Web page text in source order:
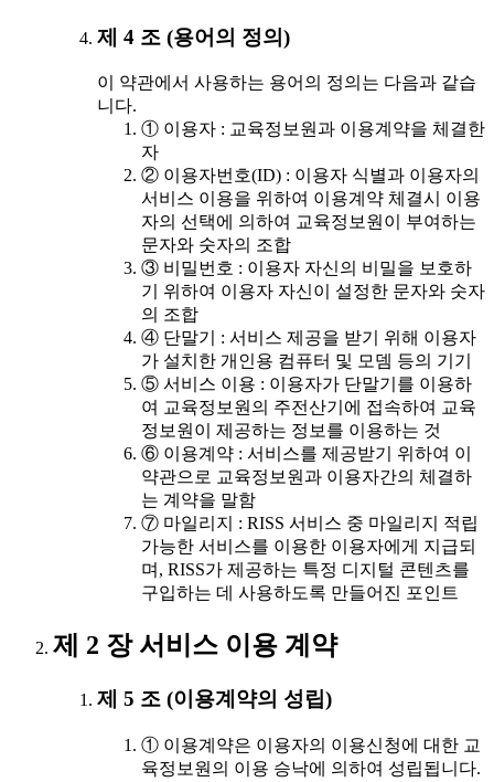
제 4 조 (용어의 정의)
이 약관에서 사용하는 용어의 정의는 다음과 같습
니다.
① 이용자 : 교육정보원과 이용계약을 체결한
자
② 이용자번호(ID) : 이용자 식별과 이용자의
서비스 이용을 위하여 이용계약 체결시 이용
자의 선택에 의하여 교육정보원이 부여하는
문자와 숫자의 조합
③ 비밀번호 : 이용자 자신의 비밀을 보호하
기 위하여 이용자 자신이 설정한 문자와 숫자
의 조합
④ 단말기 : 서비스 제공을 받기 위해 이용자
가 설치한 개인용 컴퓨터 및 모뎀 등의 기기
⑤ 서비스 이용 : 이용자가 단말기를 이용하
여 교육정보원의 주전산기에 접속하여 교육
정보원이 제공하는 정보를 이용하는 것
⑥ 이용계약 : 서비스를 제공받기 위하여 이
약관으로 교육정보원과 이용자간의 체결하
는 계약을 말함
⑦ 마일리지 : RISS 서비스 중 마일리지 적립
가능한 서비스를 이용한 이용자에게 지급되
며, RISS가 제공하는 특정 디지털 콘텐츠를
구입하는 데 사용하도록 만들어진 포인트
제 2 장 서비스 이용 계약
제 5 조 (이용계약의 성립)
① 이용계약은 이용자의 이용신청에 대한 교
육정보원의 이용 승낙에 의하여 성립됩니다.